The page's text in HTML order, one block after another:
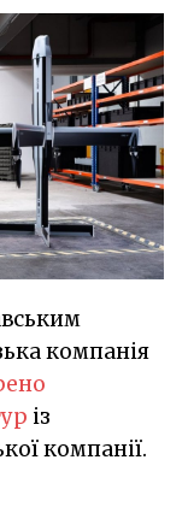
компанія
із
компанії.